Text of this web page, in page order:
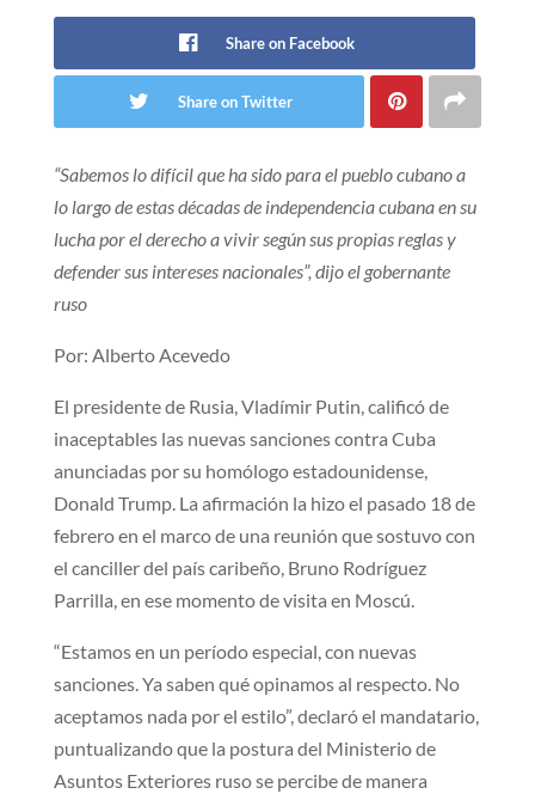
Share on Facebook
Share on Twitter
“Sabemos lo difícil que ha sido para el pueblo cubano a
lo largo de estas décadas de independencia cubana en su
lucha por el derecho a vivir según sus propias reglas y
defender sus intereses nacionales”, dijo el gobernante
ruso
Por: Alberto Acevedo
El presidente de Rusia, Vladímir Putin, calificó de
inaceptables las nuevas sanciones contra Cuba
anunciadas por su homólogo estadounidense,
Donald Trump. La afirmación la hizo el pasado 18 de
febrero en el marco de una reunión que sostuvo con
el canciller del país caribeño, Bruno Rodríguez
Parrilla, en ese momento de visita en Moscú.
“Estamos en un período especial, con nuevas
sanciones. Ya saben qué opinamos al respecto. No
aceptamos nada por el estilo”, declaró el mandatario,
puntualizando que la postura del Ministerio de
Asuntos Exteriores ruso se percibe de manera